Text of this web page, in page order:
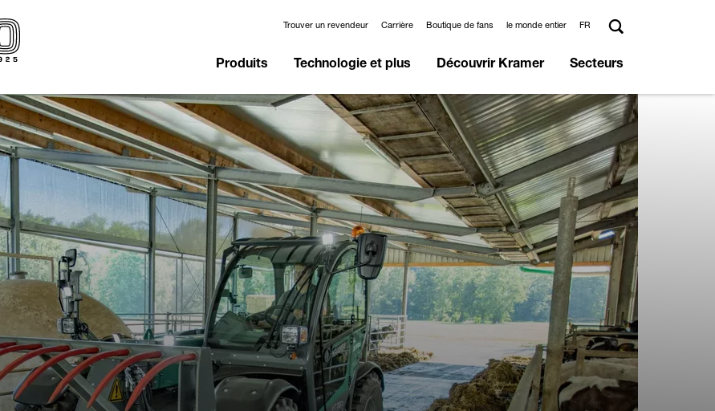
Trouver un revendeur Carrière Boutique de fans le monde entier FR
Produits Technologie et plus Découvrir Kramer Secteurs